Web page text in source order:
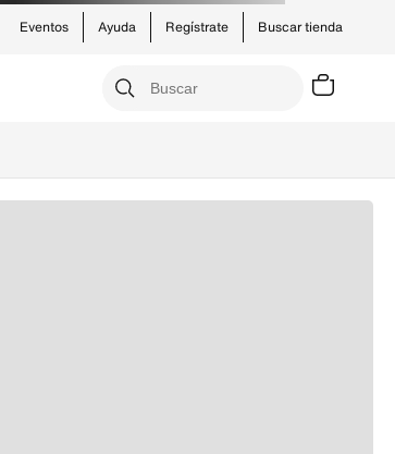
Buscar tienda
Ayuda Regístrate
Eventos